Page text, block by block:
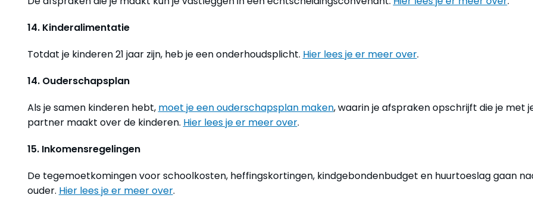
14. Kinderalimentatie
Totdat je kinderen 21 jaar zijn, heb je een onderhoudsplicht. Hier lees je er meer over.
14. Ouderschapsplan
Als je samen kinderen hebt, moet je een ouderschapsplan maken, waarin je afspraken opschrijft die je met
partner maakt over de kinderen. Hier lees je er meer over.
15. Inkomensregelingen
De tegemoetkomingen voor schoolkosten, heffingskortingen, kindgebondenbudget en huurtoeslag gaan
ouder. Hier lees je er meer over.